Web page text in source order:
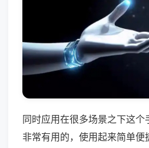
同时应用在很多场景之下这
非常有用的，使用起来简单